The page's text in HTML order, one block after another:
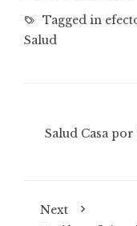
Tagged in
Salud
Salud Casa por
Next